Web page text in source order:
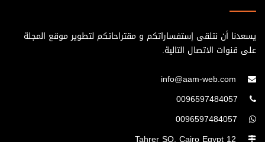
يسعدنا أن نتلقى إستفساراتكم و مقتراحاتكم لتطوير موقع المجلة
على قنوات الاتصال التالية.